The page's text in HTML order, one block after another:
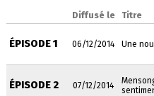
Diffusé le Titre
ÉPISODE 1 06/12/2014 Une
ÉPISODE 2 07/12/2014